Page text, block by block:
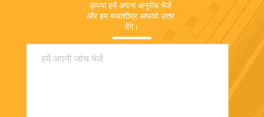
कृपया हमें अपना अनुरोध भेजें
और हम यथाशीघ्र आपको उत्तर
देंगे।